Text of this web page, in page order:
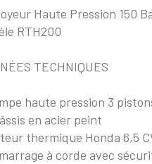
Haute Pression 150
RTH200
TECHNIQUES
haute pression 3
en acier peint
thermique Honda 6,5
à corde avec